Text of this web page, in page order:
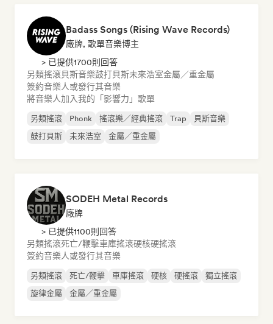
Badass Songs (Rising Wave Records)
廠牌, 歌單音樂博主
> 已提供1700則回答
另類搖滾貝斯音樂鼓打貝斯未來浩室金屬／重金屬
簽約音樂人或發行其音樂
將音樂人加入我的「影響力」歌單
另類搖滾 Phonk 搖滾樂／經典搖滾 Trap
貝斯音樂
鼓打貝斯
未來浩室 金屬／重金屬
SODEH Metal Records
廠牌
> 已提供1100則回答
另類搖滾死亡/鞭擊車庫搖滾硬核硬搖滾
簽約音樂人或發行其音樂
另類搖滾 死亡/鞭擊 車庫搖滾 硬核 硬搖滾
獨立搖滾
旋律金屬
金屬／重金屬